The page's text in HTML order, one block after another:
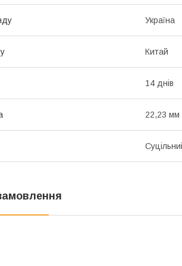
Україна
Китай
14 днів
22,23 мм